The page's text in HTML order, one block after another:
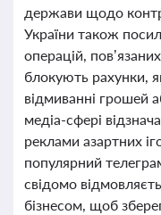
держави щодо
України також
операцій,
блокують рахунки,
відмиванні грошей
медіа-сфері
реклами азартних
популярний
свідомо
бізнесом, щоб